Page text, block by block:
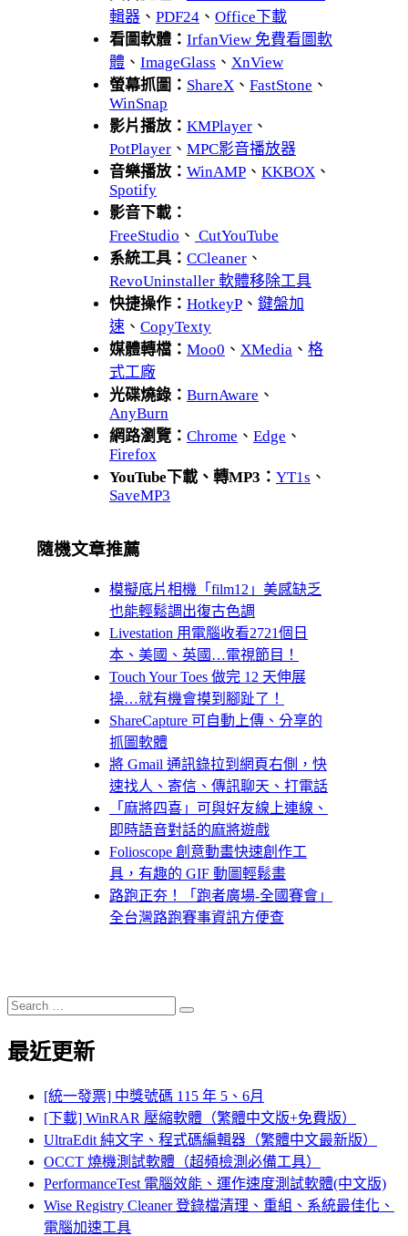
輯器 、 PDF24 、 Office下載
看圖軟體： IrfanView 免費看圖軟
體 、 ImageGlass 、 XnView
螢幕抓圖： ShareX 、 FastStone 、
WinSnap
影片播放： KMPlayer 、
PotPlayer 、 MPC影音播放器
音樂播放： WinAMP 、 KKBOX 、
Spotify
影音下載：
FreeStudio 、 CutYouTube
系統工具： CCleaner 、
RevoUninstaller 軟體移除工具
快捷操作： HotkeyP 、 鍵盤加
速 、 CopyTexty
媒體轉檔： Moo0 、 XMedia 、 格
式工廠
光碟燒錄： BurnAware 、
AnyBurn
網路瀏覽： Chrome 、 Edge 、
Firefox
YouTube下載、轉MP3： YT1s 、
SaveMP3
隨機文章推薦
模擬底片相機「film12」美感缺乏
也能輕鬆調出復古色調
Livestation 用電腦收看2721個日
本、美國、英國…電視節目！
Touch Your Toes 做完 12 天伸展
操…就有機會摸到腳趾了！
ShareCapture 可自動上傳、分享的
抓圖軟體
將 Gmail 通訊錄拉到網頁右側，快
速找人、寄信、傳訊聊天、打電話
「麻將四喜」可與好友線上連線、
即時語音對話的麻將遊戲
Folioscope 創意動畫快速創作工
具，有趣的 GIF 動圖輕鬆畫
路跑正夯！「跑者廣場-全國賽會」
全台灣路跑賽事資訊方便查
Search
for:
Search
最近更新
[統一發票] 中獎號碼 115 年 5、6月
[下載] WinRAR 壓縮軟體（繁體中文版+免費版）
UltraEdit 純文字、程式碼編輯器（繁體中文最新版）
OCCT 燒機測試軟體（超頻檢測必備工具）
PerformanceTest 電腦效能、運作速度測試軟體(中文版)
Wise Registry Cleaner 登錄檔清理、重組、系統最佳化、
電腦加速工具